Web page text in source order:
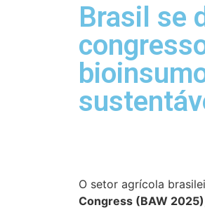
Brasil se
O setor agrícola
Congress (BAW 2025)